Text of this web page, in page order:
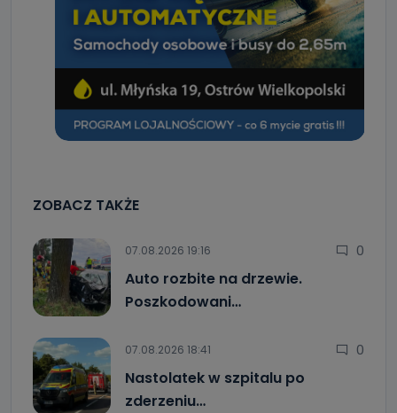
ZOBACZ TAKŻE
07.08.2026 19:16 0
Auto rozbite na drzewie.
Poszkodowani…
07.08.2026 18:41 0
Nastolatek w szpitalu po
zderzeniu…